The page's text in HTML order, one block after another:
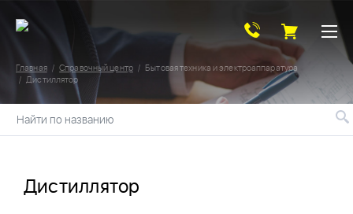
Главная Справочный центр
Бытовая техника и электроаппаратура
Дистиллятор
Найти по названию
Дистиллятор